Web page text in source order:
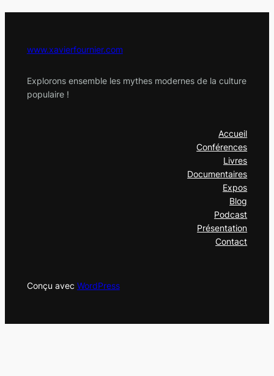
www.xavierfournier.com
Explorons ensemble les mythes modernes de la culture
populaire !
Accueil
Conférences
Livres
Documentaires
Expos
Blog
Podcast
Présentation
Contact
Conçu avec WordPress